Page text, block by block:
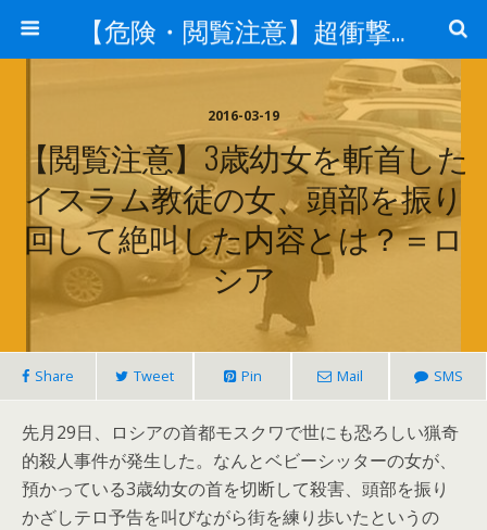
【危険・閲覧注意】超衝撃・超刺激的ニュース
2016-03-19
【閲覧注意】3歳幼女を斬首した
イスラム教徒の女、頭部を振り
回して絶叫した内容とは？＝ロ
シア
Share Tweet Pin Mail SMS
先月29日、ロシアの首都モスクワで世にも恐ろしい猟奇
的殺人事件が発生した。なんとベビーシッターの女が、
預かっている3歳幼女の首を切断して殺害、頭部を振り
かざしテロ予告を叫びながら街を練り歩いたというの